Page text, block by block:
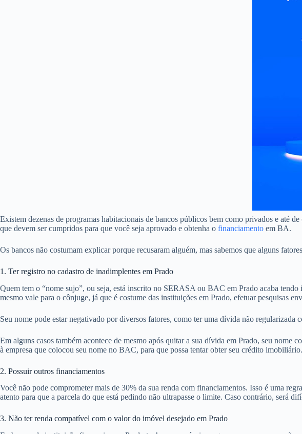
Existem dezenas de programas habitacionais de bancos públicos bem como privados e até
que devem ser cumpridos para que você seja aprovado e obtenha o financiamento em BA.
Os bancos não costumam explicar porque recusaram alguém, mas sabemos que alguns
1. Ter registro no cadastro de inadimplentes em Prado
Quem tem o “nome sujo”, ou seja, está inscrito no SERASA ou BAC em Prado acaba
mesmo vale para o cônjuge, já que é costume das instituições em Prado, efetuar pesquisas
Seu nome pode estar negativado por diversos fatores, como ter uma dívida não
Em alguns casos também acontece de mesmo após quitar a sua dívida em Prado, seu
à empresa que colocou seu nome no BAC, para que possa tentar obter seu crédito imobiliário.
2. Possuir outros financiamentos
Você não pode comprometer mais de 30% da sua renda com financiamentos. Isso é uma
atento para que a parcela do que está pedindo não ultrapasse o limite. Caso contrário, será
3. Não ter renda compatível com o valor do imóvel desejado em Prado